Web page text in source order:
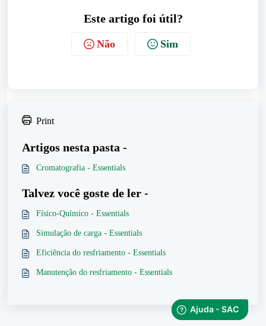
Este artigo foi útil?
Não Sim
Print
Artigos nesta pasta -
Cromatografia - Essentials
Talvez você goste de ler -
Físico-Químico - Essentials
Simulação de carga - Essentials
Eficiência do resfriamento - Essentials
Manutenção do resfriamento - Essentials